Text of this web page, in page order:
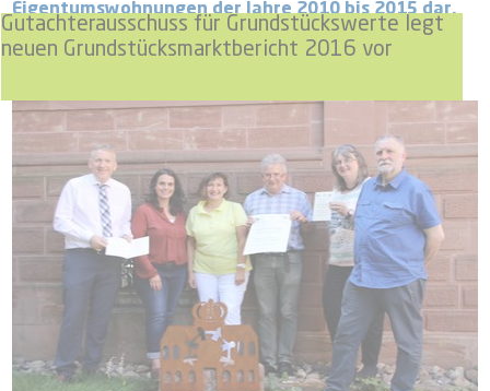
Gutachterausschuss für Grundstückswerte legt
neuen Grundstücksmarktbericht 2016 vor
Eigentumswohnungen der Jahre 2010 bis 2015 dar.